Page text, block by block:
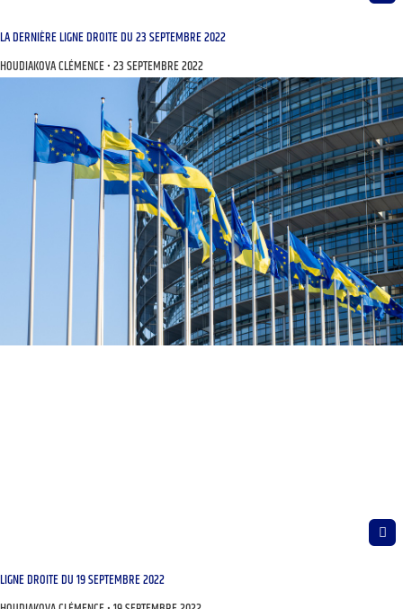
LA DERNIÈRE LIGNE DROITE DU 23 SEPTEMBRE 2022
HOUDIAKOVA CLÉMENCE 23 SEPTEMBRE 2022
LIGNE DROITE DU 19 SEPTEMBRE 2022